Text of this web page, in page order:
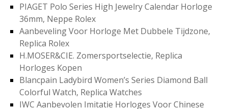
PIAGET Polo Series High Jewelry Calendar Horloge
36mm, Neppe Rolex
Aanbeveling Voor Horloge Met Dubbele Tijdzone,
Replica Rolex
H.MOSER&CIE. Zomersportselectie, Replica
Horloges Kopen
Blancpain Ladybird Women’s Series Diamond Ball
Colorful Watch, Replica Watches
IWC Aanbevolen Imitatie Horloges Voor Chinese